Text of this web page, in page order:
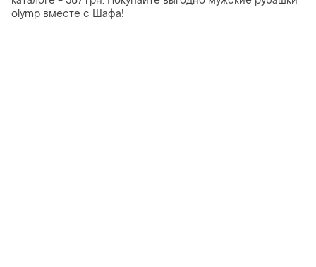
olymp вместе с Шафа!